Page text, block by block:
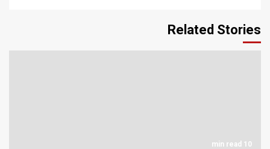
Related Stories
10 min read